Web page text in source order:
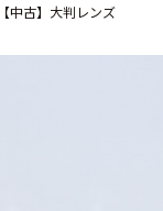
【中古】大判レンズ